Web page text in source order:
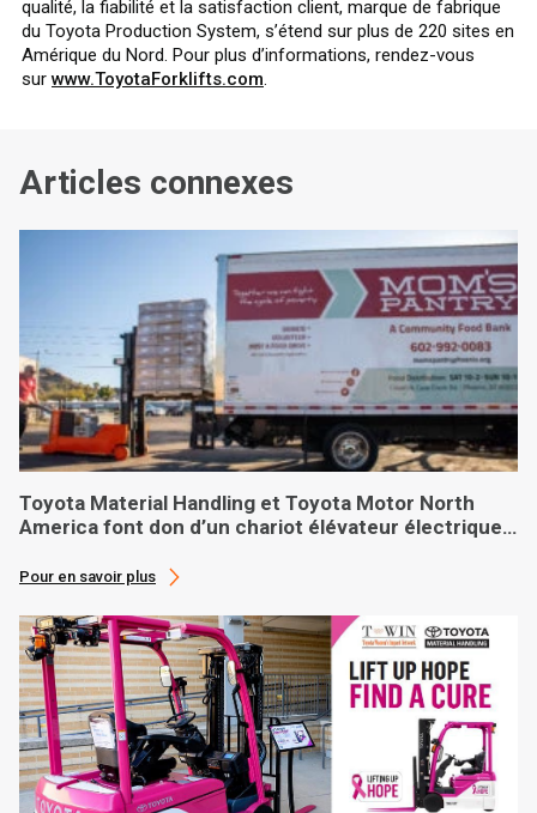
qualité, la fiabilité et la satisfaction client, marque de fabrique
du Toyota Production System, s’étend sur plus de 220 sites en
Amérique du Nord. Pour plus d’informations, rendez-vous
sur www.ToyotaForklifts.com.
Articles connexes
Toyota Material Handling et Toyota Motor North
America font don d’un chariot élévateur électrique
Phoenix
Pour en savoir plus